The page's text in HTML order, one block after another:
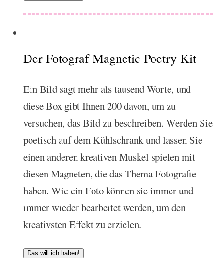
Der Fotograf Magnetic Poetry Kit
Ein Bild sagt mehr als tausend Worte, und
diese Box gibt Ihnen 200 davon, um zu
versuchen, das Bild zu beschreiben. Werden Sie
poetisch auf dem Kühlschrank und lassen Sie
einen anderen kreativen Muskel spielen mit
diesen Magneten, die das Thema Fotografie
haben. Wie ein Foto können sie immer und
immer wieder bearbeitet werden, um den
kreativsten Effekt zu erzielen.
Das will ich haben!